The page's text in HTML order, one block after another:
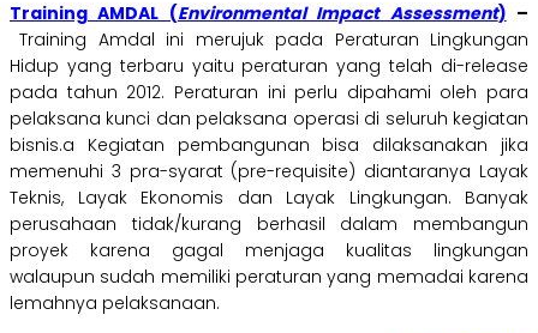
Training AMDAL (Environmental Impact Assessment) –
Training Amdal ini merujuk pada Peraturan Lingkungan
Hidup yang terbaru yaitu peraturan yang telah di-release
pada tahun 2012. Peraturan ini perlu dipahami oleh para
pelaksana kunci dan pelaksana operasi di seluruh kegiatan
bisnis.a Kegiatan pembangunan bisa dilaksanakan jika
memenuhi 3 pra-syarat (pre-requisite) diantaranya Layak
Teknis, Layak Ekonomis dan Layak Lingkungan. Banyak
perusahaan tidak/kurang berhasil dalam membangun
proyek karena gagal menjaga kualitas lingkungan
walaupun sudah memiliki peraturan yang memadai karena
lemahnya pelaksanaan.